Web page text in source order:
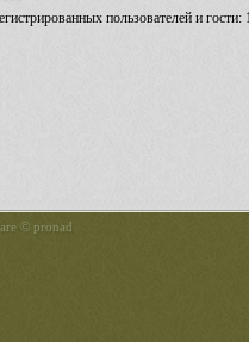
пользователей и гости:
© pronad